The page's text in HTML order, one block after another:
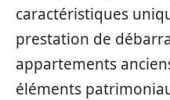
caractéristiques
prestation de
appartements
éléments